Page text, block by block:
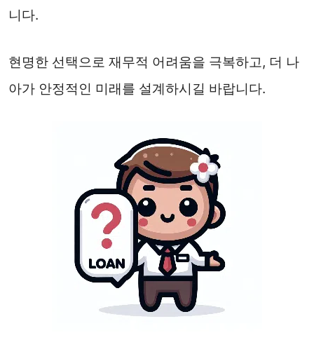
니다.
현명한 선택으로 재무적 어려움을 극복하고, 더 나
아가 안정적인 미래를 설계하시길 바랍니다.